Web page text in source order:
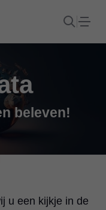
beleven!
u een kijkje in de